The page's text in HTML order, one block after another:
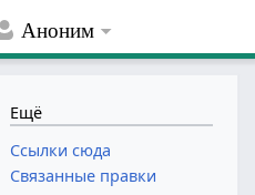
Аноним
Ещё
Ссылки сюда
Связанные правки